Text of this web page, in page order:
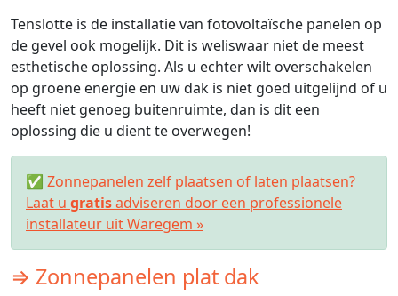
Tenslotte is de installatie van fotovoltaïsche panelen op
de gevel ook mogelijk. Dit is weliswaar niet de meest
esthetische oplossing. Als u echter wilt overschakelen
op groene energie en uw dak is niet goed uitgelijnd of u
heeft niet genoeg buitenruimte, dan is dit een
oplossing die u dient te overwegen!
✅ Zonnepanelen zelf plaatsen of laten plaatsen?
Laat u gratisadviseren door een professionele
installateur uit Waregem »
⇒ Zonnepanelen plat dak